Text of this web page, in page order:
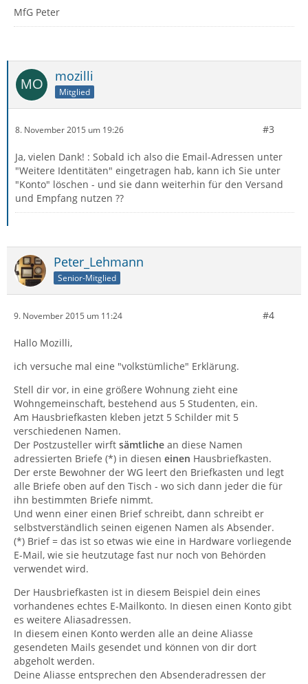
MfG Peter
mozilli
Mitglied
8. November 2015 um 19:26 #3
Ja, vielen Dank! : Sobald ich also die Email-Adressen unter
"Weitere Identitäten" eingetragen hab, kann ich Sie unter
"Konto" löschen - und sie dann weiterhin für den Versand
und Empfang nutzen ??
Peter_Lehmann
Senior-Mitglied
9. November 2015 um 11:24 #4
Hallo Mozilli,
ich versuche mal eine "volkstümliche" Erklärung.
Stell dir vor, in eine größere Wohnung zieht eine
Wohngemeinschaft, bestehend aus 5 Studenten, ein.
Am Hausbriefkasten kleben jetzt 5 Schilder mit 5
verschiedenen Namen.
Der Postzusteller wirft sämtliche an diese Namen
adressierten Briefe (*) in diesen einen Hausbriefkasten.
Der erste Bewohner der WG leert den Briefkasten und legt
alle Briefe oben auf den Tisch - wo sich dann jeder die für
ihn bestimmten Briefe nimmt.
Und wenn einer einen Brief schreibt, dann schreibt er
selbstverständlich seinen eigenen Namen als Absender.
(*) Brief = das ist so etwas wie eine in Hardware vorliegende
E-Mail, wie sie heutzutage fast nur noch von Behörden
verwendet wird.
Der Hausbriefkasten ist in diesem Beispiel dein eines
vorhandenes echtes E-Mailkonto. In diesen einen Konto gibt
es weitere Aliasadressen.
In diesem einen Konto werden alle an deine Aliasse
gesendeten Mails gesendet und können von dir dort
abgeholt werden.
Deine Aliasse entsprechen den Absenderadressen der